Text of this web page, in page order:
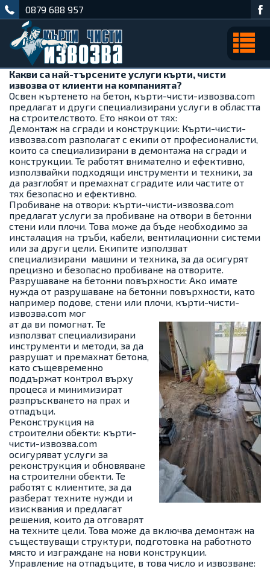
0879 688 957
Какви са най-търсените услуги кърти, чисти
извозва от клиенти на компанията?
Освен къртенето на бетон, кърти-чисти-извозва.com
предлагат и други специализирани услуги в областта
на строителството. Ето някои от тях:
Демонтаж на сгради и конструкции: Кърти-чисти-
извозва.com разполагат с екипи от професионалисти,
които са специализирани в демонтажа на сгради и
конструкции. Те работят внимателно и ефективно,
използвайки подходящи инструменти и техники, за
да разглобят и премахнат сградите или частите от
тях безопасно и ефективно.
Пробиване на отвори: кърти-чисти-извозва.com
предлагат услуги за пробиване на отвори в бетонни
стени или плочи. Това може да бъде необходимо за
инсталация на тръби, кабели, вентилационни системи
или за други цели. Екипите използват
специализирани машини и техника, за да осигурят
прецизно и безопасно пробиване на отворите.
Разрушаване на бетонни повърхности: Ако имате
нужда от разрушаване на бетонни повърхности, като
например подове, стени или плочи, кърти-чисти-
извозва.com мог
ат да ви помогнат. Те
използват специализирани
инструменти и методи, за да
разрушат и премахнат бетона,
като същевременно
поддържат контрол върху
процеса и минимизират
разпръскването на прах и
отпадъци.
Реконструкция на
строителни обекти: кърти-
чисти-извозва.com
осигуряват услуги за
реконструкция и обновяване
на строителни обекти. Те
работят с клиентите, за да
разберат техните нужди и
изисквания и предлагат
решения, които да отговарят
на техните цели. Това може да включва демонтаж на
съществуващи структури, подготовка на работното
място и изграждане на нови конструкции.
Управление на отпадъците, в това число и извозване: